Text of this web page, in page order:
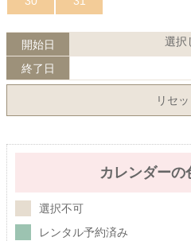
開始日 選択
終了日
リセッ
カレンダーの
選択不可
レンタル予約済み